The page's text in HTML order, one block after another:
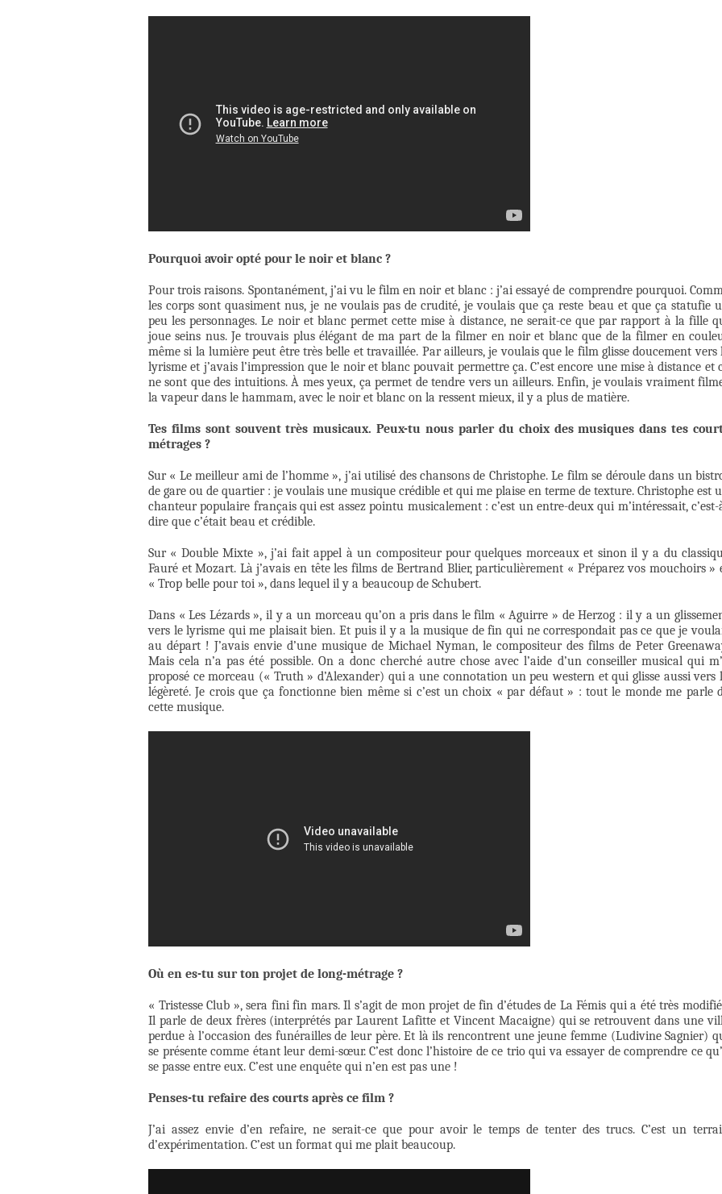
Pourquoi avoir opté pour le noir et blanc ?
Pour trois raisons. Spontanément, j’ai vu le film en noir et blanc : j’ai essayé de comprendre pourquoi.
les corps sont quasiment nus, je ne voulais pas de crudité, je voulais que ça reste beau et que ça statufie
peu les personnages. Le noir et blanc permet cette mise à distance, ne serait-ce que par rapport à la fille
joue seins nus. Je trouvais plus élégant de ma part de la filmer en noir et blanc que de la filmer en
même si la lumière peut être très belle et travaillée. Par ailleurs, je voulais que le film glisse doucement vers
lyrisme et j’avais l’impression que le noir et blanc pouvait permettre ça. C’est encore une mise à distance et
ne sont que des intuitions. À mes yeux, ça permet de tendre vers un ailleurs. Enfin, je voulais vraiment
la vapeur dans le hammam, avec le noir et blanc on la ressent mieux, il y a plus de matière.
Tes films sont souvent très musicaux. Peux-tu nous parler du choix des musiques dans tes
métrages ?
Sur « Le meilleur ami de l’homme », j’ai utilisé des chansons de Christophe. Le film se déroule dans un
de gare ou de quartier : je voulais une musique crédible et qui me plaise en terme de texture. Christophe est
chanteur populaire français qui est assez pointu musicalement : c’est un entre-deux qui m’intéressait, c’est-
dire que c’était beau et crédible.
Sur « Double Mixte », j’ai fait appel à un compositeur pour quelques morceaux et sinon il y a du
Fauré et Mozart. Là j’avais en tête les films de Bertrand Blier, particulièrement « Préparez vos mouchoirs »
« Trop belle pour toi », dans lequel il y a beaucoup de Schubert.
Dans « Les Lézards », il y a un morceau qu’on a pris dans le film « Aguirre » de Herzog : il y a un
vers le lyrisme qui me plaisait bien. Et puis il y a la musique de fin qui ne correspondait pas ce que je
au départ ! J’avais envie d’une musique de Michael Nyman, le compositeur des films de Peter
Mais cela n’a pas été possible. On a donc cherché autre chose avec l’aide d’un conseiller musical qui
proposé ce morceau (« Truth » d’Alexander) qui a une connotation un peu western et qui glisse aussi vers
légèreté. Je crois que ça fonctionne bien même si c’est un choix « par défaut » : tout le monde me parle
cette musique.
Où en es-tu sur ton projet de long-métrage ?
« Tristesse Club », sera fini fin mars. Il s’agit de mon projet de fin d’études de La Fémis qui a été très
Il parle de deux frères (interprétés par Laurent Lafitte et Vincent Macaigne) qui se retrouvent dans une
perdue à l’occasion des funérailles de leur père. Et là ils rencontrent une jeune femme (Ludivine Sagnier)
se présente comme étant leur demi-sœur. C’est donc l’histoire de ce trio qui va essayer de comprendre ce
se passe entre eux. C’est une enquête qui n’en est pas une !
Penses-tu refaire des courts après ce film ?
J’ai assez envie d’en refaire, ne serait-ce que pour avoir le temps de tenter des trucs. C’est un
d’expérimentation. C’est un format qui me plait beaucoup.